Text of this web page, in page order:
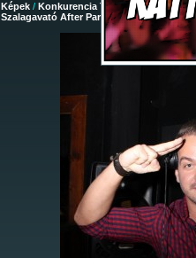
Képek / Konkurencia The Club / 2014-
Szalagavató After Party/ 109